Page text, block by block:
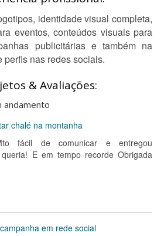
identidade visual completa,
eventos, conteúdos visuais para
publicitárias e também na
perfis nas redes sociais.
& Avaliações:
andamento
chalé na montanha
fácil de comunicar e entregou
E em tempo recorde Obrigada
em rede social